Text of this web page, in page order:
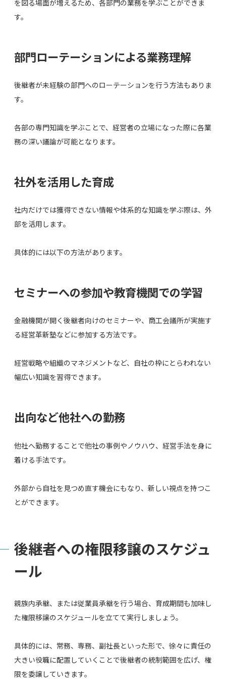
を図る場面が増えるため、各部門の業務を学ぶことができま
す。
部門ローテーションによる業務理解
後継者が未経験の部門へのローテーションを行う方法もありま
す。
各部の専門知識を学ぶことで、経営者の立場になった際に各業
務の深い議論が可能となります。
社外を活用した育成
社内だけでは獲得できない情報や体系的な知識を学ぶ際は、外
部を活用します。
具体的には以下の方法があります。
セミナーへの参加や教育機関での学習
金融機関が開く後継者向けのセミナーや、商工会議所が実施す
る経営革新塾などに参加する方法です。
経営戦略や組織のマネジメントなど、自社の枠にとらわれない
幅広い知識を習得できます。
出向など他社への勤務
他社へ勤務することで他社の事例やノウハウ、経営手法を身に
着ける手法です。
外部から自社を見つめ直す機会にもなり、新しい視点を持つこ
とができます。
後継者への権限移譲のスケジュ
ール
親族内承継、または従業員承継を行う場合、育成期間も加味し
た権限移譲のスケジュールを立てて実行しましょう。
具体的には、常務、専務、副社長といった形で、徐々に責任の
大きい役職に配置していくことで後継者の統制範囲を広げ、権
限を委譲していきます。